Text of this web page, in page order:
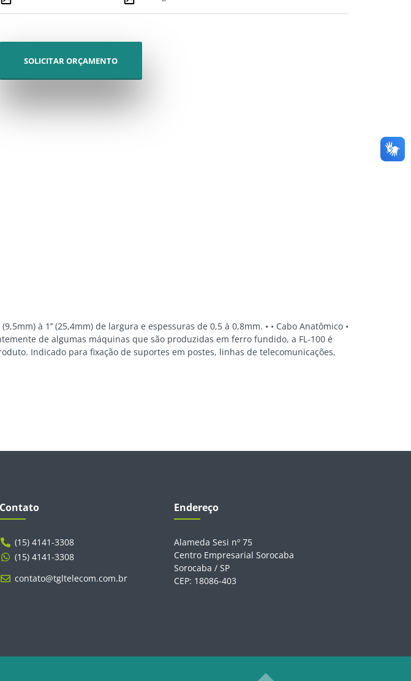
SOLICITAR ORÇAMENTO
à 1’’ (25,4mm) de largura e espessuras de 0,5 à 0,8mm. • • Cabo Anatômico •
de algumas máquinas que são produzidas em ferro fundido, a FL-100 é
Indicado para fixação de suportes em postes, linhas de telecomunicações,
Contato
(15) 4141-3308
(15) 4141-3308
contato@tgltelecom.com.br
Endereço
Alameda Sesi nº 75
Centro Empresarial Sorocaba
Sorocaba / SP
CEP: 18086-403